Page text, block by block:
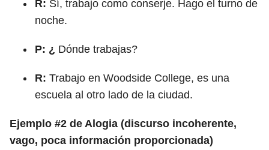
R: Sí, trabajo como conserje. Hago el turno de
noche.
P: ¿ Dónde trabajas?
R: Trabajo en Woodside College, es una
escuela al otro lado de la ciudad.
Ejemplo #2 de Alogia (discurso incoherente,
vago, poca información proporcionada)